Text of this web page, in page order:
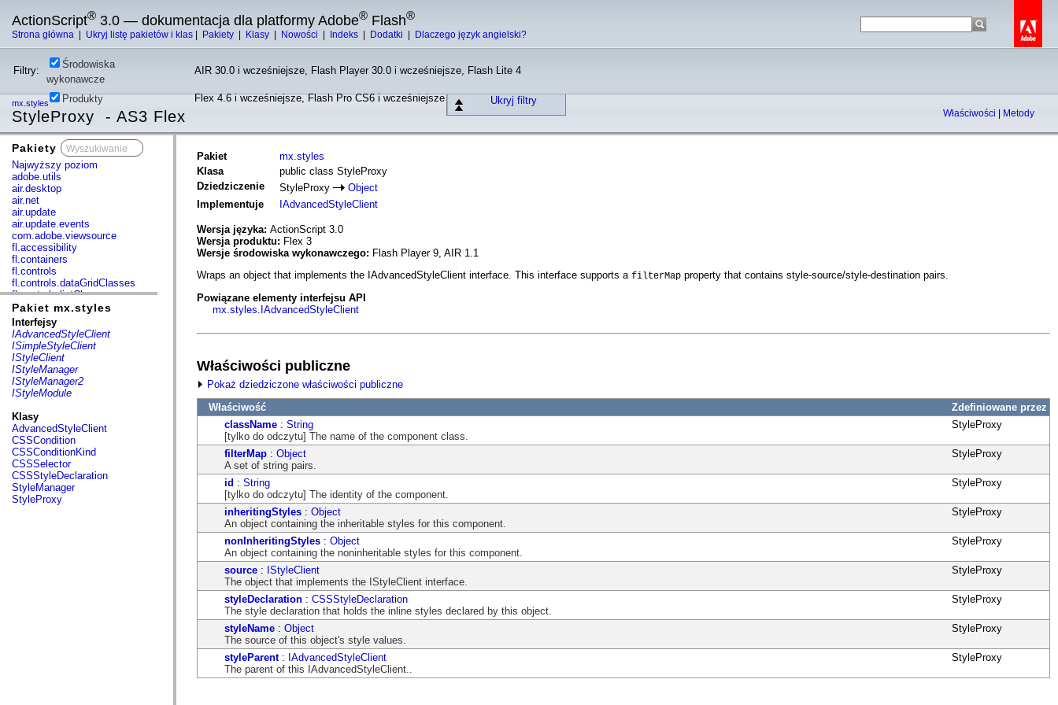
ActionScript® 3.0 — dokumentacja dla platformy Adobe® Flash®
Strona główna Ukryj listę pakietów i klas Pakiety Klasy Nowości Indeks Dodatki Dlaczego język angielski?
Filtry:
Środowiska
wykonawcze
AIR 30.0 i wcześniejsze, Flash Player 30.0 i wcześniejsze, Flash Lite 4
Produkty Flex 4.6 i wcześniejsze, Flash Pro CS6 i wcześniejsze Ukryj filtry
mx.styles
StyleProxy - AS3 Flex Właściwości Metody
Pakiety
Najwyższy poziom
adobe.utils
air.desktop
air.net
air.update
air.update.events
com.adobe.viewsource
fl.accessibility
fl.containers
fl.controls
fl.controls.dataGridClasses
fl.controls.listClasses
fl.controls.progressBarClasses
fl.core
fl.data
fl.display
fl.events
fl.ik
fl.lang
fl.livepreview
fl.managers
fl.motion
fl.motion.easing
fl.rsl
fl.text
fl.transitions
fl.transitions.easing
fl.video
flash.accessibility
flash.concurrent
Pakiet mx.styles
Interfejsy
IAdvancedStyleClient
ISimpleStyleClient
IStyleClient
IStyleManager
IStyleManager2
IStyleModule
Klasy
AdvancedStyleClient
CSSCondition
CSSConditionKind
CSSSelector
CSSStyleDeclaration
StyleManager
StyleProxy
Pakiet
mx.styles
Klasa
public class StyleProxy
Dziedziczenie
StyleProxy
Object
Implementuje
IAdvancedStyleClient
Wersja języka: ActionScript 3.0
Wersja produktu: Flex 3
Wersje środowiska wykonawczego: Flash Player 9, AIR 1.1
Wraps an object that implements the IAdvancedStyleClient interface. This interface supports a filterMap property that contains style-source/style-destination pairs.
Powiązane elementy interfejsu API
mx.styles.IAdvancedStyleClient
Właściwości publiczne
Pokaż dziedziczone właściwości publiczne
Właściwość
Zdefiniowane przez
className : String
[tylko do odczytu] The name of the component class.
StyleProxy
filterMap : Object
A set of string pairs.
StyleProxy
id : String
[tylko do odczytu] The identity of the component.
StyleProxy
inheritingStyles : Object
An object containing the inheritable styles for this component.
StyleProxy
nonInheritingStyles : Object
An object containing the noninheritable styles for this component.
StyleProxy
source : IStyleClient
The object that implements the IStyleClient interface.
StyleProxy
styleDeclaration : CSSStyleDeclaration
The style declaration that holds the inline styles declared by this object.
StyleProxy
styleName : Object
The source of this object's style values.
StyleProxy
styleParent: IAdvancedStyleClient
The parent of this IAdvancedStyleClient..
StyleProxy